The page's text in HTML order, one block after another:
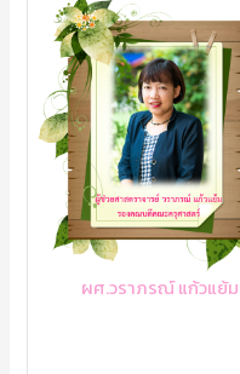
ผศ.วราภรณ์ แก้วแย้ม